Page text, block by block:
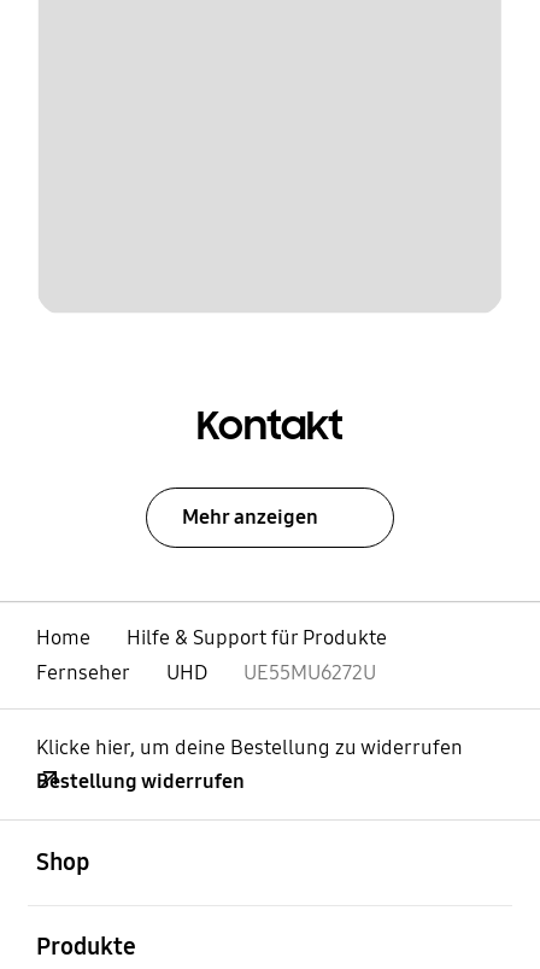
Kontakt
Mehr anzeigen
Home
Hilfe & Support für Produkte
Fernseher
UHD UE55MU6272U
Klicke hier, um deine Bestellung zu widerrufen
Bestellung widerrufen
Shop
Produkte